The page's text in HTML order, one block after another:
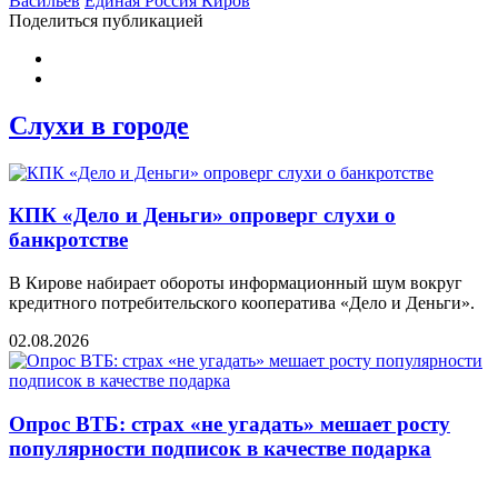
Поделиться публикацией
Слухи в городе
КПК «Дело и Деньги» опроверг слухи о
банкротстве
В Кирове набирает обороты информационный шум вокруг
кредитного потребительского кооператива «Дело и Деньги».
02.08.2026
Опрос ВТБ: страх «не угадать» мешает росту
популярности подписок в качестве подарка